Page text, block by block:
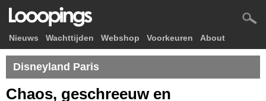
Nieuws Wachttijden Webshop Voorkeuren About
Disneyland Paris
Chaos, geschreeuw en